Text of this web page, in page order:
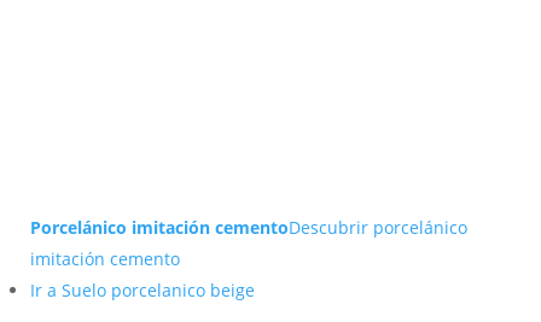
Porcelánico imitación cementoDescubrir porcelánico
imitación cemento
Ir a Suelo porcelanico beige